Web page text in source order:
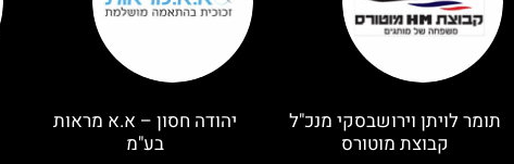
תומר לויתן וירושבסקי מנכ"ל
קבוצת מוטורס
יהודה חסון – א.א מראות
בע"מ